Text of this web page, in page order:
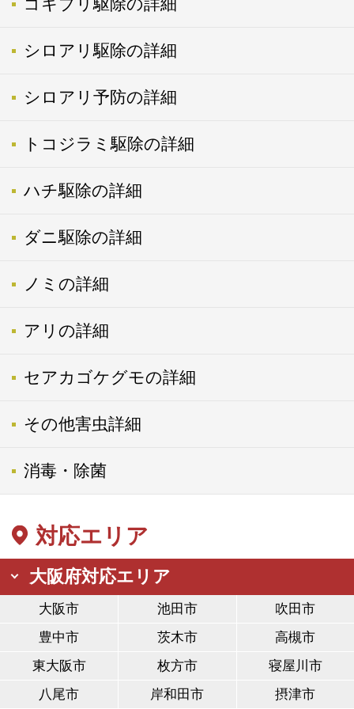
ゴキブリ駆除の詳細
シロアリ駆除の詳細
シロアリ予防の詳細
トコジラミ駆除の詳細
ハチ駆除の詳細
ダニ駆除の詳細
ノミの詳細
アリの詳細
セアカゴケグモの詳細
その他害虫詳細
消毒・除菌
対応エリア
大阪府対応エリア
大阪市 池田市
吹田市
豊中市
茨木市
高槻市
東大阪市
枚方市
寝屋川市
八尾市
岸和田市 摂津市